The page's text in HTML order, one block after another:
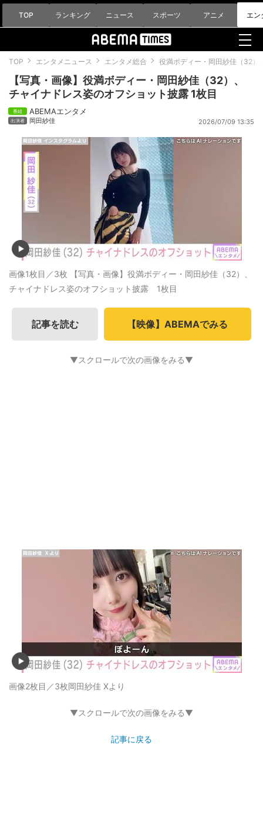
TOP ランキング ニュース スポーツ アニメ エン
TOP エンタメニュース エンタメ総合 役満ボディー・岡田紗佳（32）
【写真・画像】役満ボディー・岡田紗佳（32）、
チャイナドレス姿のオフショット披露 1枚目
ABEMAエンタメ
岡田紗佳 2026/07/09 13:35
画像1枚目／3枚 【写真・画像】役満ボディー・岡田紗佳（32）、
チャイナドレス姿のオフショット披露 1枚目
記事を読む 【映像】ABEMAでみる
▼スクロールで次の画像をみる▼
画像2枚目／3枚岡田紗佳 Xより
▼スクロールで次の画像をみる▼
記事に戻る